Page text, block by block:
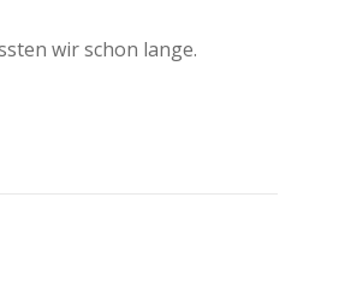
wir schon lange.